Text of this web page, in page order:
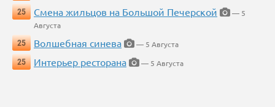
25
Смена жильцов на Большой Печерской
— 5
Августа
25
Волшебная синева
— 5 Августа
25
Интерьер ресторана — 5 Августа